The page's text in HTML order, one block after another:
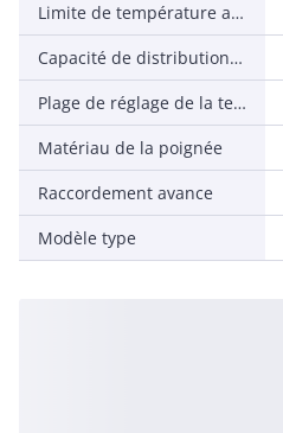
Limite de température avec réglage ultérieur
Capacité de distribution maximale (à 300 kPa)
Plage de réglage de la température d'eau chaude
Matériau de la poignée
Raccordement avance
Modèle type